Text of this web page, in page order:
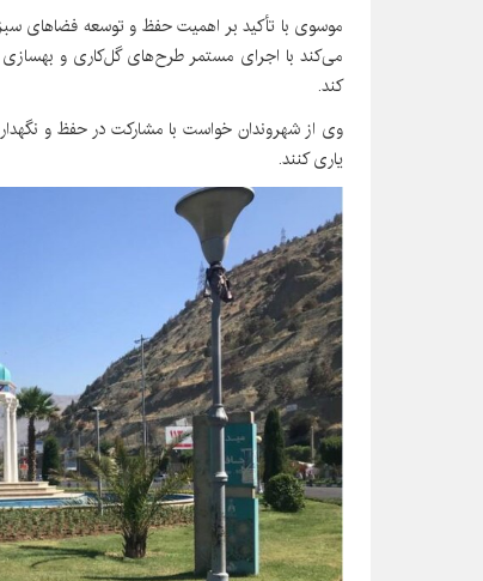
می‌کند با اجرای مستمر طرح‌های گل‌کاری و بهسازی
کند.
وی از شهروندان خواست با مشارکت در حفظ و
یاری کنند.